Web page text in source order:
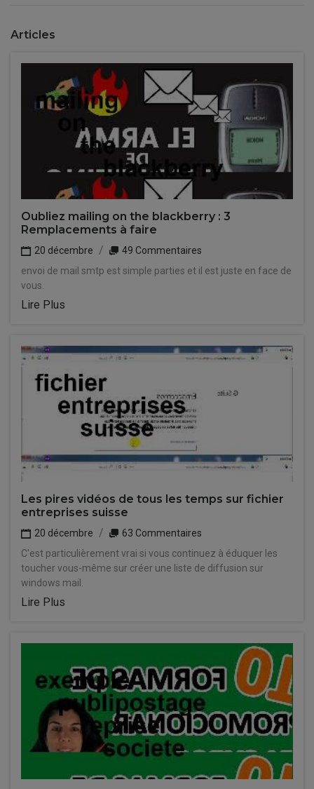
Articles
Oubliez mailing on the blackberry : 3
Remplacements à faire
20 décembre
49 Commentaires
envoi de mail smtp est simple parties et il est juste en face de
vous.
Lire Plus
Les pires vidéos de tous les temps sur fichier
entreprises suisse
20 décembre
63 Commentaires
C'est particulièrement vrai si vous continuez à éduquer les
toucher vous-même sur créer une liste de diffusion sur
windows mail.
Lire Plus